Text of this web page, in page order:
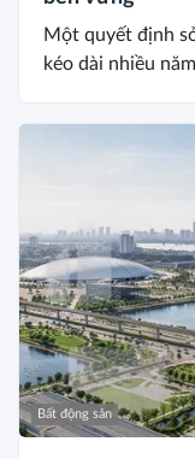
Một quyết định
kéo dài nhiều
Bất động sản